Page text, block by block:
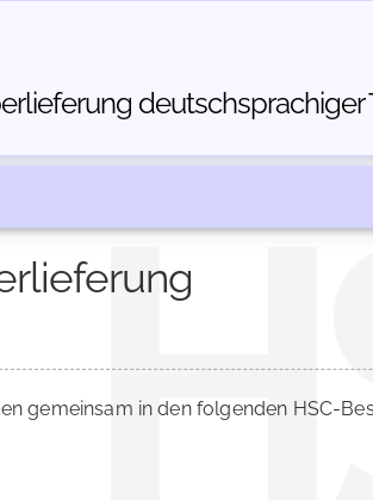
deutschsprachiger
gemeinsam in den folgenden HSC-